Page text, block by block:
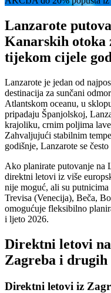
Lanzarote
Kanarskih otoka
tijekom cijele
Lanzarote je jedan od
destinacija za sunčani
Atlantskom oceanu, u
pripadaju Španjolskoj,
krajoliku, crnim poljima
Zahvaljujući stabilnim
godišnje, Lanzarote se
Ako planirate putovanje na
direktni letovi iz više
nije moguć, ali su putnicima
Trevisa (Venecija), Beča,
omogućuje fleksibilno
i ljeto 2026.
Direktni letovi
Zagreba i drugih
Direktni letovi iz